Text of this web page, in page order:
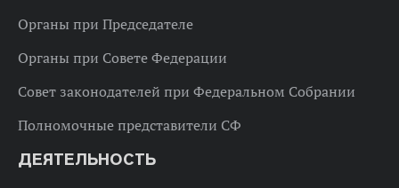
Органы при Председателе
Органы при Совете Федерации
Совет законодателей при Федеральном Собрании
Полномочные представители СФ
ДЕЯТЕЛЬНОСТЬ